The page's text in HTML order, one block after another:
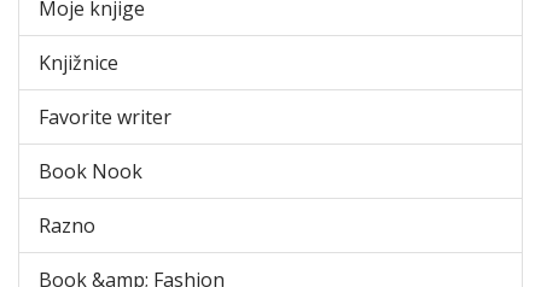
Moje knjige
Knjižnice
Favorite writer
Book Nook
Razno
Book &amp; Fashion